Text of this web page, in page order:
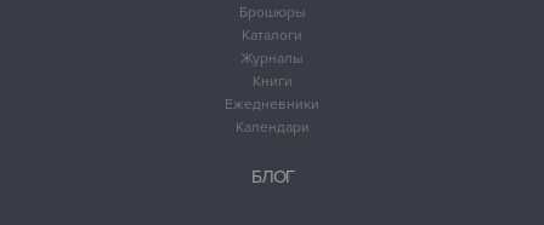
Брошюры
Каталоги
Журналы
Книги
Ежедневники
Календари
БЛОГ